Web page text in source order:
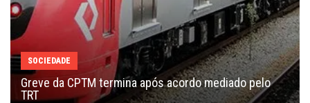
SOCIEDADE
Greve da CPTM termina após acordo mediado pelo
TRT